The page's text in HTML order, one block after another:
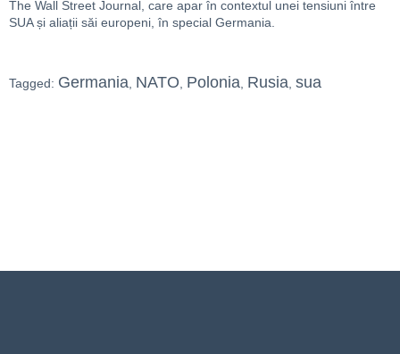
The Wall Street Journal, care apar în contextul unei tensiuni între
SUA și aliații săi europeni, în special Germania.
Tagged: Germania NATO Polonia Rusia sua